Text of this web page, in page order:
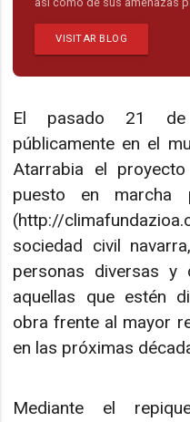
VISITAR BLOG
El pasado 21 de
públicamente en el
Atarrabia el proyecto
puesto en marcha
(http://
sociedad civil
personas diversas
aquellas que estén
obra frente al mayor
en las próximas
Mediante el